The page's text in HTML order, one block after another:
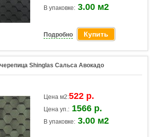
В упаковке: 3.00 м2
Подробно Купить
черепица Shinglas Сальса Авокадо
Цена м2:522 р.
Цена уп.: 1566 р.
В упаковке: 3.00 м2